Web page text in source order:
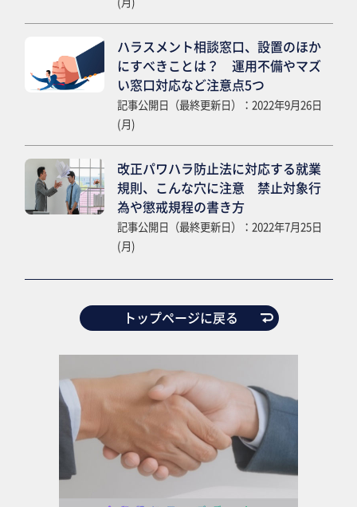
ハラスメント相談窓口、設置のほか
にすべきことは？ 運用不備やマズ
い窓口対応など注意点5つ
記事公開日（最終更新日）：2022年9月26日
(月)
改正パワハラ防止法に対応する就業
規則、こんな穴に注意 禁止対象行
為や懲戒規程の書き方
記事公開日（最終更新日）：2022年7月25日
(月)
トップページに戻る